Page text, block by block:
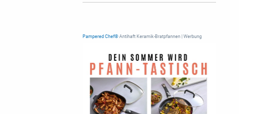
Pampered Chef®Antihaft Keramik-Bratpfannen | Werbung